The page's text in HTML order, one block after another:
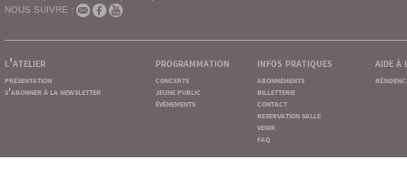
NOUS SUIVRE :
l'atelier
présentation
s'abonner à la newsletter
programmation
concerts
jeune public
événements
infos pratiques
abonnements
billetterie
contact
reservation salle
venir
faq
aide